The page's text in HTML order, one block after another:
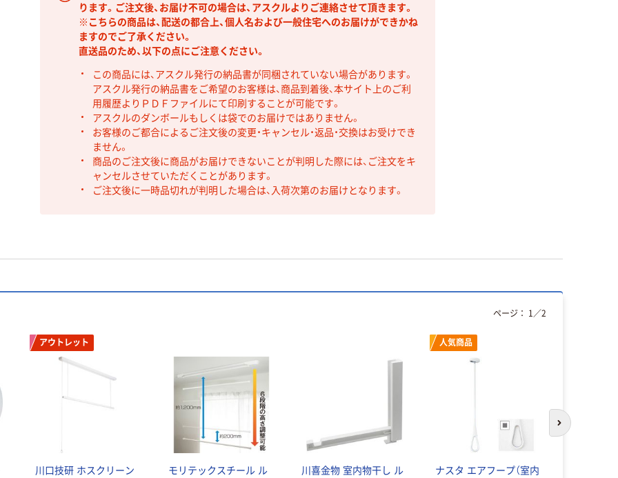
ります。ご注文後、お届け不可の場合は、アスクルよりご連絡させて頂きます。
※こちらの商品は、配送の都合上、個人名および一般住宅へのお届けができかね
ますのでご了承ください。
直送品のため、以下の点にご注意ください。
この商品には、アスクル発行の納品書が同梱されていない場合があります。
アスクル発行の納品書をご希望のお客様は、商品到着後、本サイト上のご利
用履歴よりＰＤＦファイルにて印刷することが可能です。
アスクルのダンボールもしくは袋でのお届けではありません。
お客様のご都合によるご注文後の変更・キャンセル・返品・交換はお受けでき
ません。
商品のご注文後に商品がお届けできないことが判明した際には、ご注文をキ
ャンセルさせていただくことがあります。
ご注文後に一時品切れが判明した場合は、入荷次第のお届けとなります。
アウトレット
川口技研 ホスクリーン
モリテックスチール ル
川喜金物 室内物干し ル
人気商品
ナスタ エアフープ（室内
ページ： 1 ／2
次のスライド